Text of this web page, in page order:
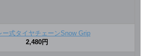
ー式タイヤチェーンSnow Grip
2,480円